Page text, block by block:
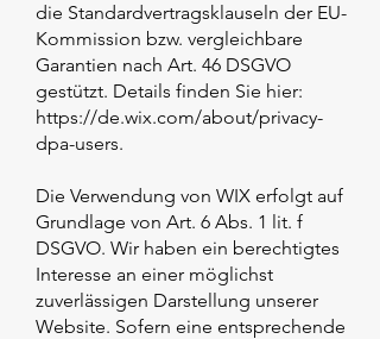
die Standardvertragsklauseln der EU-
Kommission bzw. vergleichbare
Garantien nach Art. 46 DSGVO
gestützt. Details finden Sie hier:
https://de.wix.com/about/privacy-
dpa-users.
Die Verwendung von WIX erfolgt auf
Grundlage von Art. 6 Abs. 1 lit. f
DSGVO. Wir haben ein berechtigtes
Interesse an einer möglichst
zuverlässigen Darstellung unserer
Website. Sofern eine entsprechende